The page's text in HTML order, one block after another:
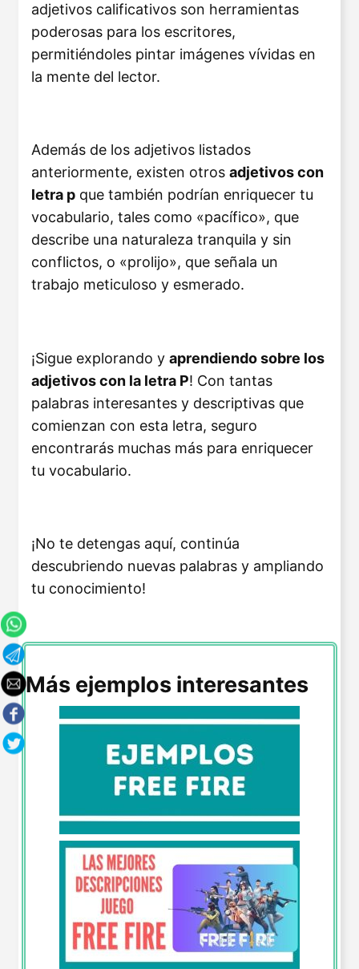
adjetivos calificativos son herramientas
poderosas para los escritores,
permitiéndoles pintar imágenes vívidas en
la mente del lector.
Además de los adjetivos listados
anteriormente, existen otros adjetivos con
letra p que también podrían enriquecer tu
vocabulario, tales como «pacífico», que
describe una naturaleza tranquila y sin
conflictos, o «prolijo», que señala un
trabajo meticuloso y esmerado.
¡Sigue explorando y aprendiendo sobre los
adjetivos con la letra P! Con tantas
palabras interesantes y descriptivas que
comienzan con esta letra, seguro
encontrarás muchas más para enriquecer
tu vocabulario.
¡No te detengas aquí, continúa
descubriendo nuevas palabras y ampliando
tu conocimiento!
Más ejemplos interesantes